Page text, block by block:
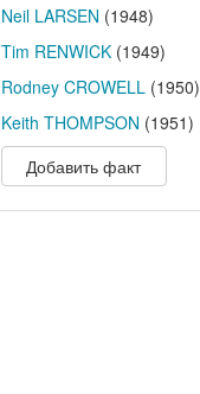
Neil LARSEN (1948)
Tim RENWICK(1949)
Rodney CROWELL(1950)
Keith THOMPSON (1951)
Добавить факт